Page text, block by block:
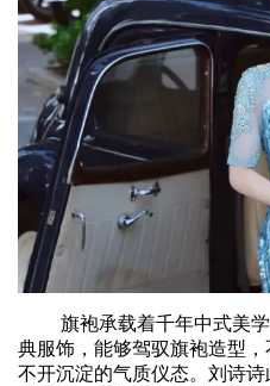
旗袍承载着千年中式美学
典服饰，能够驾驭旗袍造型
不开沉淀的气质仪态。刘诗